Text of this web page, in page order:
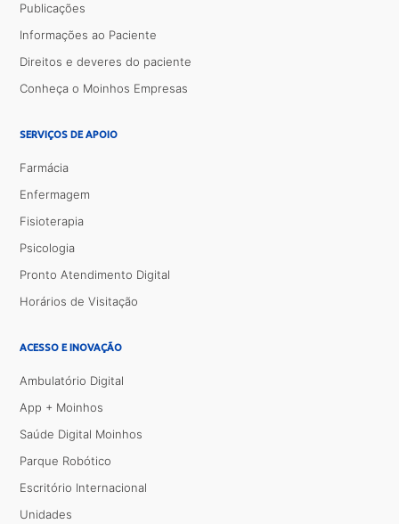
Publicações
Informações ao Paciente
Direitos e deveres do paciente
Conheça o Moinhos Empresas
SERVIÇOS DE APOIO
Farmácia
Enfermagem
Fisioterapia
Psicologia
Pronto Atendimento Digital
Horários de Visitação
ACESSO E INOVAÇÃO
Ambulatório Digital
App + Moinhos
Saúde Digital Moinhos
Parque Robótico
Escritório Internacional
Unidades